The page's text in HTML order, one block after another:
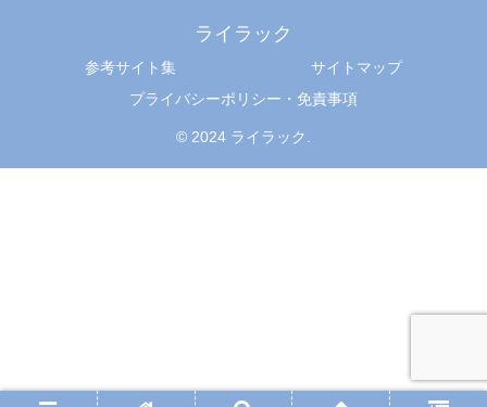
ライラック
参考サイト集
サイトマップ
プライバシーポリシー・免責事項
© 2024 ライラック.